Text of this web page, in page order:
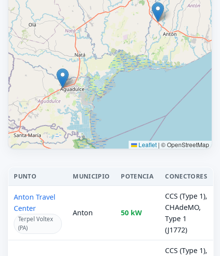
Leaflet | © OpenStreetMap
PUNTO MUNICIPIO POTENCIA CONECTORES
Anton Travel
Center
Terpel Voltex
(PA)
Anton 50 kW
CCS (Type 1),
CHAdeMO,
Type 1
(J1772)
CCS (Type 1),